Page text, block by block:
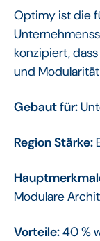
Optimy ist die
konzipiert,
und
Gebaut für:
Region Stärke:
Modulare
Vorteile:40 %